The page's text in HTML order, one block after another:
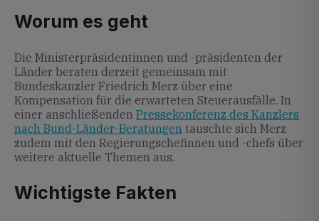
Worum es geht
Die Ministerpräsidentinnen und -präsidenten der
Länder beraten derzeit gemeinsam mit
Bundeskanzler Friedrich Merz über eine
Kompensation für die erwarteten Steuerausfälle. In
einer anschließenden Pressekonferenz des Kanzlers
nach Bund-Länder-Beratungen tauschte sich Merz
zudem mit den Regierungschefinnen und -chefs über
weitere aktuelle Themen aus.
Wichtigste Fakten